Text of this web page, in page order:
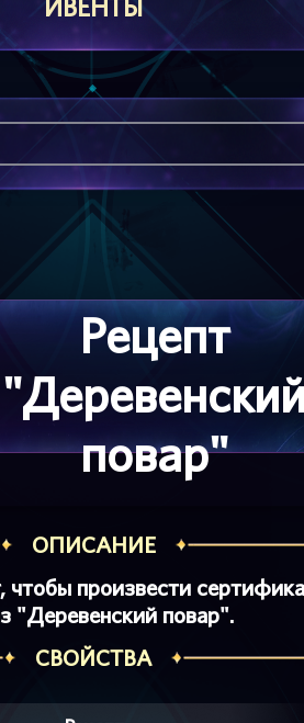
ИВЕНТЫ
Рецепт
повар"
ОПИСАНИЕ
чтобы произвести
"Деревенский повар".
СВОЙСТВА